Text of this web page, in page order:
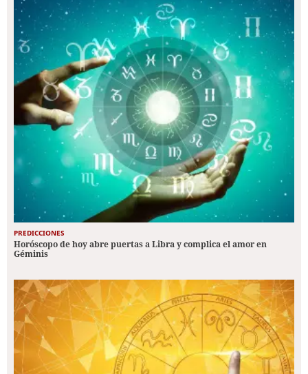
PREDICCIONES
Horóscopo de hoy abre puertas a Libra y complica el amor en
Géminis